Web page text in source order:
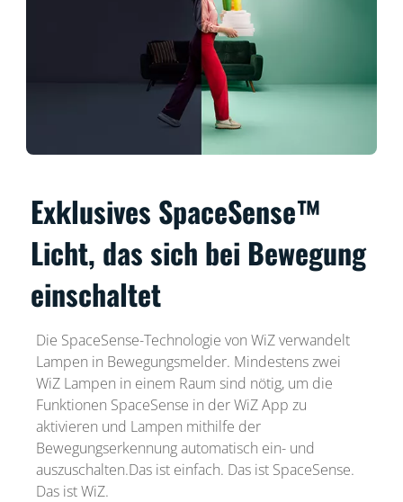
Exklusives SpaceSense™
Licht, das sich bei Bewegung
einschaltet
Die SpaceSense-Technologie von WiZ verwandelt
Lampen in Bewegungsmelder. Mindestens zwei
WiZ Lampen in einem Raum sind nötig, um die
Funktionen SpaceSense in der WiZ App zu
aktivieren und Lampen mithilfe der
Bewegungserkennung automatisch ein- und
auszuschalten.Das ist einfach. Das ist SpaceSense.
Das ist WiZ.